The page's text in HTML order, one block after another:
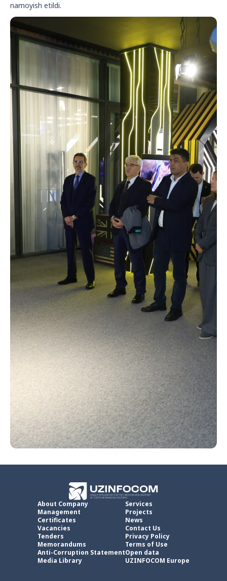
namoyish etildi.
About Company
Management
Certificates
Vacancies
Tenders
Memorandums
Anti-Corruption Statement
Media Library
Services
Projects
News
Contact Us
Privacy Policy
Terms of Use
Open data
UZINFOCOM Europe